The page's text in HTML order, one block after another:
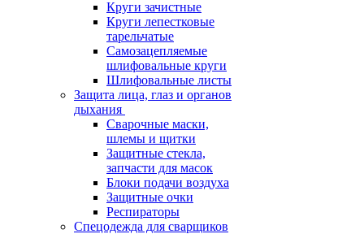
Круги зачистные
Круги лепестковые
тарельчатые
Самозацепляемые
шлифовальные круги
Шлифовальные листы
Защита лица, глаз и органов
дыхания
Сварочные маски,
шлемы и щитки
Защитные стекла,
запчасти для масок
Блоки подачи воздуха
Защитные очки
Респираторы
Спецодежда для сварщиков